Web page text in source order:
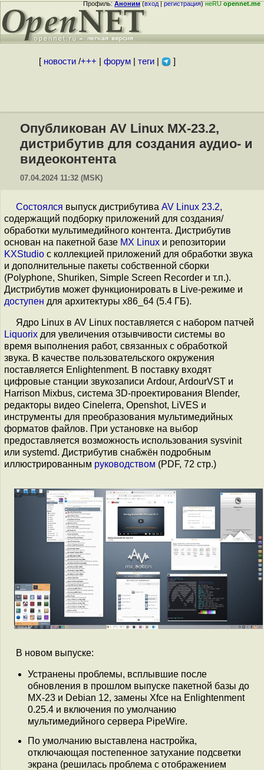
Профиль:Аноним(вход|регистрация)неRUopennet.me
[ новости/+++ форум| теги| ]
Опубликован AV Linux MX-23.2,
дистрибутив для создания аудио- и
видеоконтента
07.04.2024 11:32 (MSK)
Cостоялся выпуск дистрибутива AV Linux 23.2,
содержащий подборку приложений для создания/
обработки мультимедийного контента. Дистрибутив
основан на пакетной базе MX Linux и репозитории
KXStudio с коллекцией приложений для обработки звука
и дополнительные пакеты собственной сборки
(Polyphone, Shuriken, Simple Screen Recorder и т.п.).
Дистрибутив может функционировать в Live-режиме и
доступен для архитектуры x86_64 (5.4 ГБ).
Ядро Linux в AV Linux поставляется с набором патчей
Liquorix для увеличения отзывчивости системы во
время выполнения работ, связанных с обработкой
звука. В качестве пользовательского окружения
поставляется Enlightenment. В поставку входят
цифровые станции звукозаписи Ardour, ArdourVST и
Harrison Mixbus, система 3D-проектирования Blender,
редакторы видео Cinelerra, Openshot, LiVES и
инструменты для преобразования мультимедийных
форматов файлов. При установке на выбор
предоставляется возможность использования sysvinit
или systemd. Дистрибутив снабжён подробным
иллюстрированным руководством (PDF, 72 стр.)
В новом выпуске:
Устранены проблемы, всплывшие после
обновления в прошлом выпуске пакетной базы до
MX-23 и Debian 12, замены Xfce на Enlightenment
0.25.4 и включения по умолчанию
мультимедийного сервера PipeWire.
По умолчанию выставлена настройка,
отключающая постепенное затухание подсветки
экрана (решилась проблема с отображением